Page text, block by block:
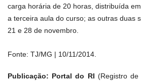
carga horária de 20 horas, distribuída
a terceira aula do curso; as outras duas
21 e 28 de novembro.
Fonte: TJ/MG | 10/11/2014.
Publicação: Portal do RI (Registro